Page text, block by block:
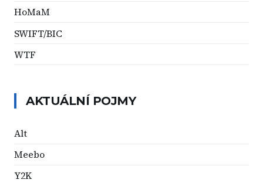
HoMaM
SWIFT/BIC
WTF
AKTUÁLNÍ POJMY
Alt
Meebo
Y2K